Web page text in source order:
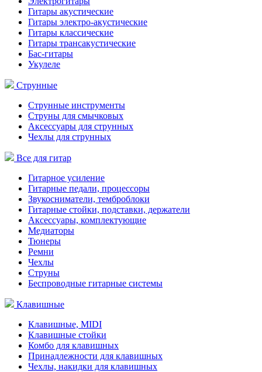
Гитары акустические
Гитары электро-акустические
Гитары классические
Гитары трансакустические
Бас-гитары
Укулеле
Струнные
Струнные инструменты
Струны для смычковых
Аксессуары для струнных
Чехлы для струнных
Все для гитар
Гитарное усиление
Гитарные педали, процессоры
Звукосниматели, темброблоки
Гитарные стойки, подставки, держатели
Аксессуары, комплектующие
Медиаторы
Тюнеры
Ремни
Чехлы
Струны
Беспроводные гитарные системы
Клавишные
Клавишные, MIDI
Клавишные стойки
Комбо для клавишных
Принадлежности для клавишных
Чехлы, накидки для клавишных